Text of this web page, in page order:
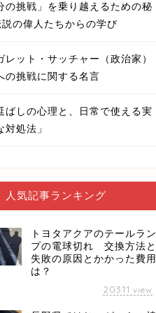
の挑戦」を乗り越えるための秘
の偉人たちからの学び
レット・サッチャー（政治家）
の挑戦に関する名言
ばしの心理と、日常で使える実
対処法」
人気記事ランキング
トヨタアクアのテールラン
プの電球切れ 交換方法と
失敗の原因とかかった費用
は？
20311 view